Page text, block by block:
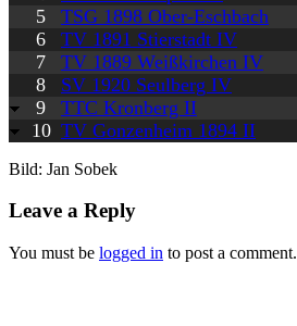
5
TSG 1898 Ober-Eschbach
6
TV 1891 Stierstadt IV
7
TV 1889 Weißkirchen IV
8
SV 1920 Seulberg IV
9
TTC Kronberg II
10 TV Gonzenheim 1894 II
Bild: Jan Sobek
Leave a Reply
You must be logged in to post a comment.